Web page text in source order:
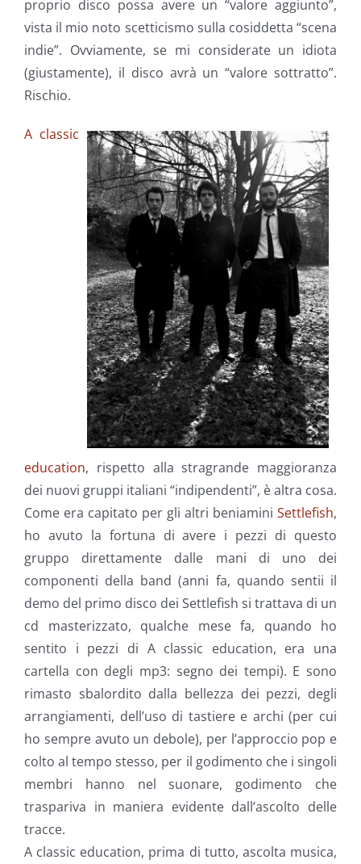
proprio disco possa avere un “valore aggiunto”,
vista il mio noto scetticismo sulla cosiddetta “scena
indie”. Ovviamente, se mi considerate un idiota
(giustamente), il disco avrà un “valore sottratto”.
Rischio.
A classic
education, rispetto alla stragrande maggioranza
dei nuovi gruppi italiani “indipendenti”, è altra cosa.
Come era capitato per gli altri beniamini Settlefish,
ho avuto la fortuna di avere i pezzi di questo
gruppo direttamente dalle mani di uno dei
componenti della band (anni fa, quando sentii il
demo del primo disco dei Settlefish si trattava di un
cd masterizzato, qualche mese fa, quando ho
sentito i pezzi di A classic education, era una
cartella con degli mp3: segno dei tempi). E sono
rimasto sbalordito dalla bellezza dei pezzi, degli
arrangiamenti, dell’uso di tastiere e archi (per cui
ho sempre avuto un debole), per l’approccio pop e
colto al tempo stesso, per il godimento che i singoli
membri hanno nel suonare, godimento che
traspariva in maniera evidente dall’ascolto delle
tracce.
A classic education, prima di tutto, ascolta musica,